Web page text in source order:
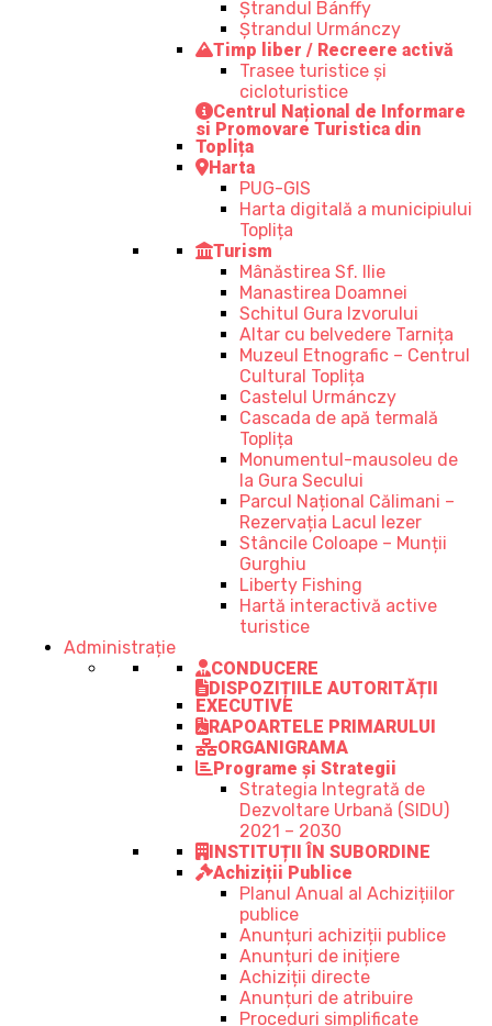
Ștrandul Bánffy
Ștrandul Urmánczy
Timp liber / Recreere activă
Trasee turistice şi
cicloturistice
Centrul Național de Informare
si Promovare Turistica din
Toplița
Harta
PUG-GIS
Harta digitală a municipiului
Toplița
Turism
Mânăstirea Sf. Ilie
Manastirea Doamnei
Schitul Gura Izvorului
Altar cu belvedere Tarnița
Muzeul Etnografic – Centrul
Cultural Toplița
Castelul Urmánczy
Cascada de apă termală
Toplița
Monumentul-mausoleu de
la Gura Secului
Parcul Național Călimani –
Rezervația Lacul Iezer
Stâncile Coloape – Munții
Gurghiu
Liberty Fishing
Hartă interactivă active
turistice
Administrație
CONDUCERE
DISPOZIȚIILE AUTORITĂȚII
EXECUTIVE
RAPOARTELE PRIMARULUI
ORGANIGRAMA
Programe și Strategii
Strategia Integrată de
Dezvoltare Urbană (SIDU)
2021 – 2030
INSTITUȚII ÎN SUBORDINE
Achiziții Publice
Planul Anual al Achizițiilor
publice
Anunțuri achiziții publice
Anunțuri de inițiere
Achiziții directe
Anunțuri de atribuire
Proceduri simplificate